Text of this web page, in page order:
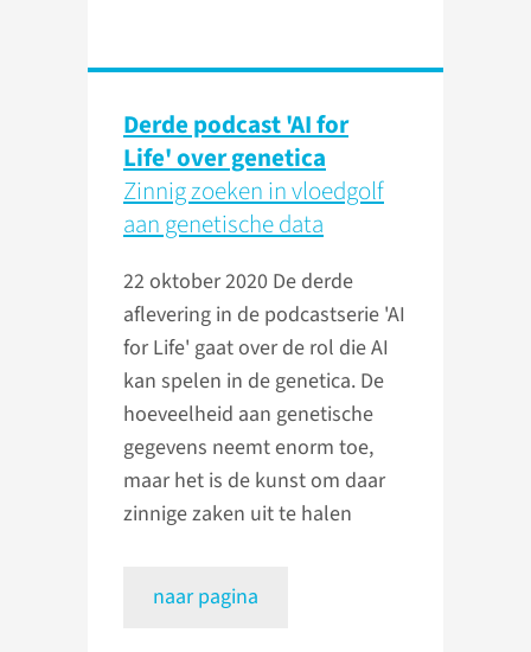
Derde podcast 'AI for
Life' over genetica
Zinnig zoeken in vloedgolf
aan genetische data
22 oktober 2020 De derde
aflevering in de podcastserie 'AI
for Life' gaat over de rol die AI
kan spelen in de genetica. De
hoeveelheid aan genetische
gegevens neemt enorm toe,
maar het is de kunst om daar
zinnige zaken uit te halen
naar pagina